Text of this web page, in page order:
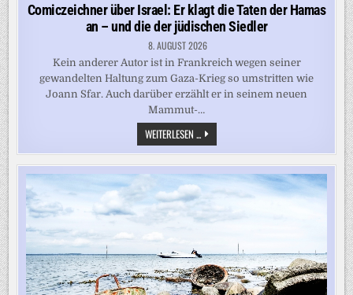
Comiczeichner über Israel: Er klagt die Taten der Hamas
an – und die der jüdischen Siedler
8. AUGUST 2026
Kein anderer Autor ist in Frankreich wegen seiner
gewandelten Haltung zum Gaza-Krieg so umstritten wie
Joann Sfar. Auch darüber erzählt er in seinem neuen
Mammut-…
WEITERLESEN ... COMICZEICHNER
ÜBER
ISRAEL:
ER
KLAGT
DIE
TATEN
DER
HAMAS
AN
DIE
DER
JÜDISCHEN
SIEDLER